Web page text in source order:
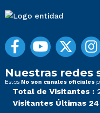
Nuestras redes
Estos No son canales oficiales
Total de Visitantes :
Visitantes Últimas 24